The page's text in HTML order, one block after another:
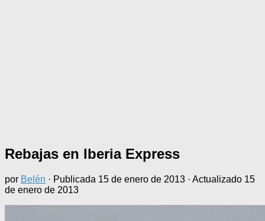
Rebajas en Iberia Express
por Belén · Publicada 15 de enero de 2013 · Actualizado 15
de enero de 2013